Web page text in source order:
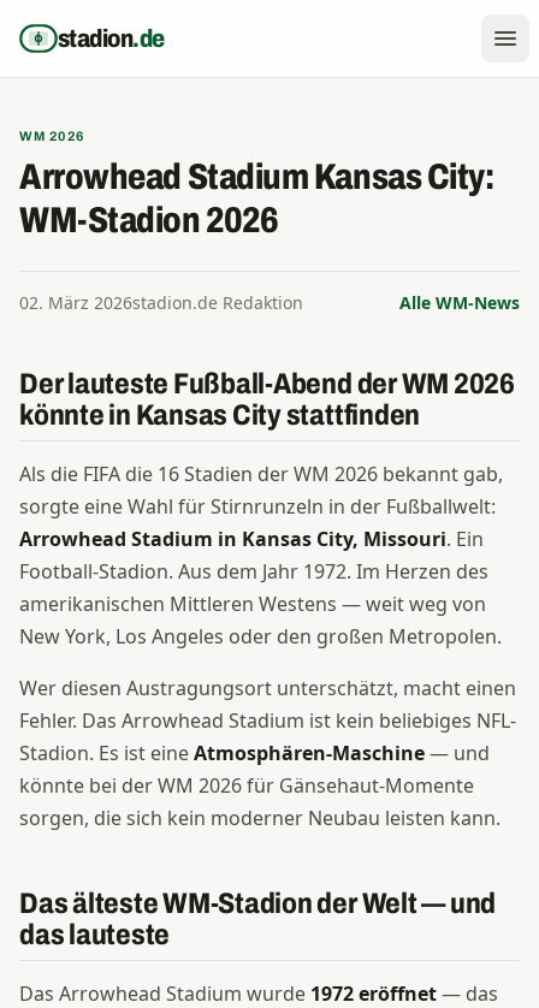
stadion.de
WM 2026
Arrowhead Stadium Kansas City:
WM-Stadion 2026
02. März 2026stadion.de Redaktion Alle WM-News
Der lauteste Fußball-Abend der WM 2026
könnte in Kansas City stattfinden
Als die FIFA die 16 Stadien der WM 2026 bekannt gab,
sorgte eine Wahl für Stirnrunzeln in der Fußballwelt:
Arrowhead Stadium in Kansas City, Missouri. Ein
Football-Stadion. Aus dem Jahr 1972. Im Herzen des
amerikanischen Mittleren Westens — weit weg von
New York, Los Angeles oder den großen Metropolen.
Wer diesen Austragungsort unterschätzt, macht einen
Fehler. Das Arrowhead Stadium ist kein beliebiges NFL-
Stadion. Es ist eineAtmosphären-Maschine— und
könnte bei der WM 2026 für Gänsehaut-Momente
sorgen, die sich kein moderner Neubau leisten kann.
Das älteste WM-Stadion der Welt — und
das lauteste
Das Arrowhead Stadium wurde 1972 eröffnet— das